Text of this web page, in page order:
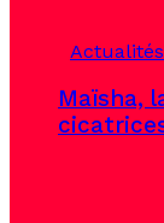
Actualités
Maïsha,